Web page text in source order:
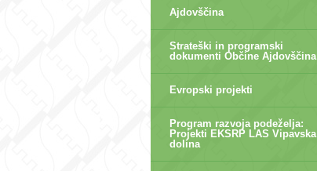
Ajdovščina
Strateški in programski
dokumenti Občine Ajdovščina
Evropski projekti
Program razvoja podeželja:
Projekti EKSRP LAS Vipavska
dolina